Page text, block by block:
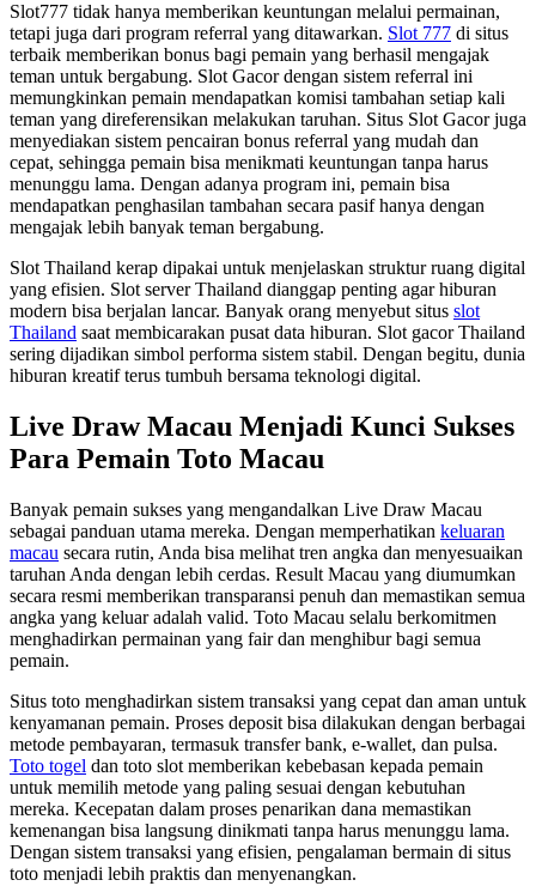
Slot777 tidak hanya memberikan keuntungan melalui permainan,
tetapi juga dari program referral yang ditawarkan. Slot 777 di situs
terbaik memberikan bonus bagi pemain yang berhasil mengajak
teman untuk bergabung. Slot Gacor dengan sistem referral ini
memungkinkan pemain mendapatkan komisi tambahan setiap kali
teman yang direferensikan melakukan taruhan. Situs Slot Gacor juga
menyediakan sistem pencairan bonus referral yang mudah dan
cepat, sehingga pemain bisa menikmati keuntungan tanpa harus
menunggu lama. Dengan adanya program ini, pemain bisa
mendapatkan penghasilan tambahan secara pasif hanya dengan
mengajak lebih banyak teman bergabung.
Slot Thailand kerap dipakai untuk menjelaskan struktur ruang digital
yang efisien. Slot server Thailand dianggap penting agar hiburan
modern bisa berjalan lancar. Banyak orang menyebut situs slot
Thailand saat membicarakan pusat data hiburan. Slot gacor Thailand
sering dijadikan simbol performa sistem stabil. Dengan begitu, dunia
hiburan kreatif terus tumbuh bersama teknologi digital.
Live Draw Macau Menjadi Kunci Sukses
Para Pemain Toto Macau
Banyak pemain sukses yang mengandalkan Live Draw Macau
sebagai panduan utama mereka. Dengan memperhatikan keluaran
macau secara rutin, Anda bisa melihat tren angka dan menyesuaikan
taruhan Anda dengan lebih cerdas. Result Macau yang diumumkan
secara resmi memberikan transparansi penuh dan memastikan semua
angka yang keluar adalah valid. Toto Macau selalu berkomitmen
menghadirkan permainan yang fair dan menghibur bagi semua
pemain.
Situs toto menghadirkan sistem transaksi yang cepat dan aman untuk
kenyamanan pemain. Proses deposit bisa dilakukan dengan berbagai
metode pembayaran, termasuk transfer bank, e-wallet, dan pulsa.
Toto togel dan toto slot memberikan kebebasan kepada pemain
untuk memilih metode yang paling sesuai dengan kebutuhan
mereka. Kecepatan dalam proses penarikan dana memastikan
kemenangan bisa langsung dinikmati tanpa harus menunggu lama.
Dengan sistem transaksi yang efisien, pengalaman bermain di situs
toto menjadi lebih praktis dan menyenangkan.